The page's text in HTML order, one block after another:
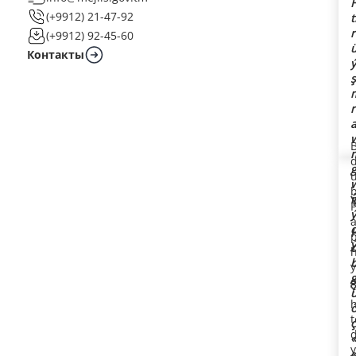
(+9912) 21-47-92
(+9912) 92-45-60
Контакты